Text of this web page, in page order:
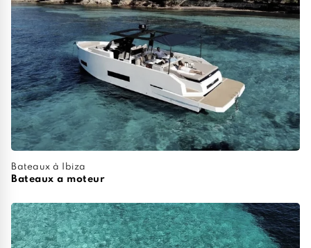
Bateaux à Ibiza
Bateaux a moteur